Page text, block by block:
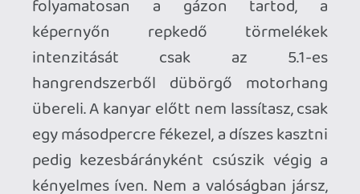
pedig kezesbárányként csúszik végig a
kényelmes íven. Nem a valóságban jársz,
de tudod, hogy ennek most semmi köze
nincs a valósághoz - itt csakis az áramlás,
flowszámít. A harmadik kör végére nem
csak az ellenfelek, hanem a város is a feje
tetején áll, te pedig elégedetten siklasz át
az egyik lehetetlen jelenetből a másikba.
Mosolyogsz, de közben a tenyered
izzadva szorongatja az irányítót.